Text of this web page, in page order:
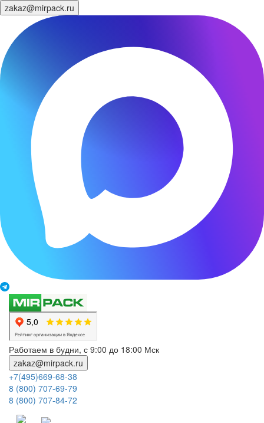
zakaz@mirpack.ru
Работаем в будни, с 9:00 до 18:00 Мск
zakaz@mirpack.ru
+7(495)669-68-38
8 (800) 707-69-79
8 (800) 707-84-72